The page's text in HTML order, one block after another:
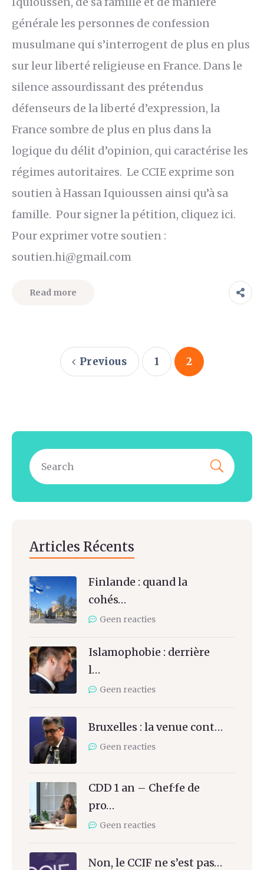
générale les personnes de confession
musulmane qui s’interrogent de plus en plus
sur leur liberté religieuse en France. Dans le
silence assourdissant des prétendus
défenseurs de la liberté d’expression, la
France sombre de plus en plus dans la
logique du délit d’opinion, qui caractérise les
régimes autoritaires. Le CCIE exprime son
soutien à Hassan Iquioussen ainsi qu’à sa
famille. Pour signer la pétition, cliquez ici.
Pour exprimer votre soutien :
soutien.hi@gmail.com
Read more
Previous 1 2
Articles Récents
Finlande : quand la
cohés…
Geen reacties
Islamophobie : derrière
l…
Geen reacties
Bruxelles : la venue cont…
Geen reacties
CDD 1 an – Chef·fe de
pro…
Geen reacties
Non, le CCIF ne s’est pas…